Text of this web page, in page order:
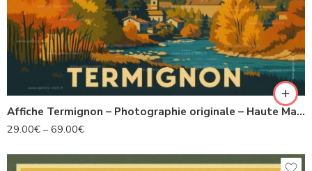
Affiche Termignon – Photographie originale – Haute Maurienne Vanoise
29.00€ –69.00€